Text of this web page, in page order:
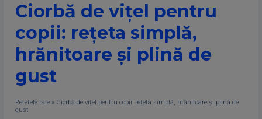
Ciorbă de vițel pentru
copii: rețeta simplă,
hrănitoare și plină de
gust
Retetele tale » Ciorbă de vițel pentru copii: rețeta simplă, hrănitoare și plină de
gust